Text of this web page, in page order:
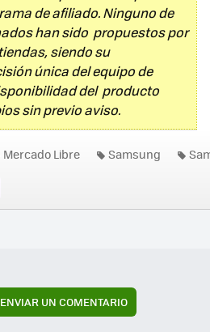
de afiliado. Ninguno de
han sido propuestos por
siendo su
única del equipo de
del producto
sin previo aviso.
Mercado Libre Samsung
UN COMENTARIO